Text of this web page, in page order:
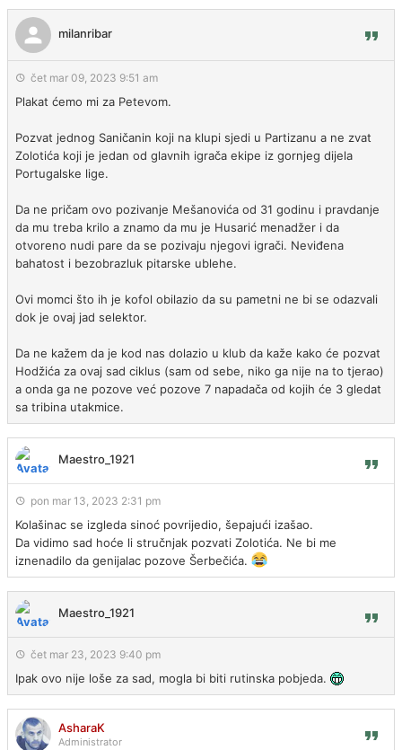
milanribar
čet mar 09, 2023 9:51 am
Plakat ćemo mi za Petevom.
Pozvat jednog Saničanin koji na klupi sjedi u Partizanu a ne zvat
Zolotića koji je jedan od glavnih igrača ekipe iz gornjeg dijela
Portugalske lige.
Da ne pričam ovo pozivanje Mešanovića od 31 godinu i pravdanje
da mu treba krilo a znamo da mu je Husarić menadžer i da
otvoreno nudi pare da se pozivaju njegovi igrači. Neviđena
bahatost i bezobrazluk pitarske ublehe.
Ovi momci što ih je kofol obilazio da su pametni ne bi se odazvali
dok je ovaj jad selektor.
Da ne kažem da je kod nas dolazio u klub da kaže kako će pozvat
Hodžića za ovaj sad ciklus (sam od sebe, niko ga nije na to tjerao)
a onda ga ne pozove već pozove 7 napadača od kojih će 3 gledat
sa tribina utakmice.
Maestro_1921
pon mar 13, 2023 2:31 pm
Kolašinac se izgleda sinoć povrijedio, šepajući izašao.
Da vidimo sad hoće li stručnjak pozvati Zolotića. Ne bi me
iznenadilo da genijalac pozove Šerbečića.
Maestro_1921
čet mar 23, 2023 9:40 pm
Ipak ovo nije loše za sad, mogla bi biti rutinska pobjeda.
AsharaK
Administrator